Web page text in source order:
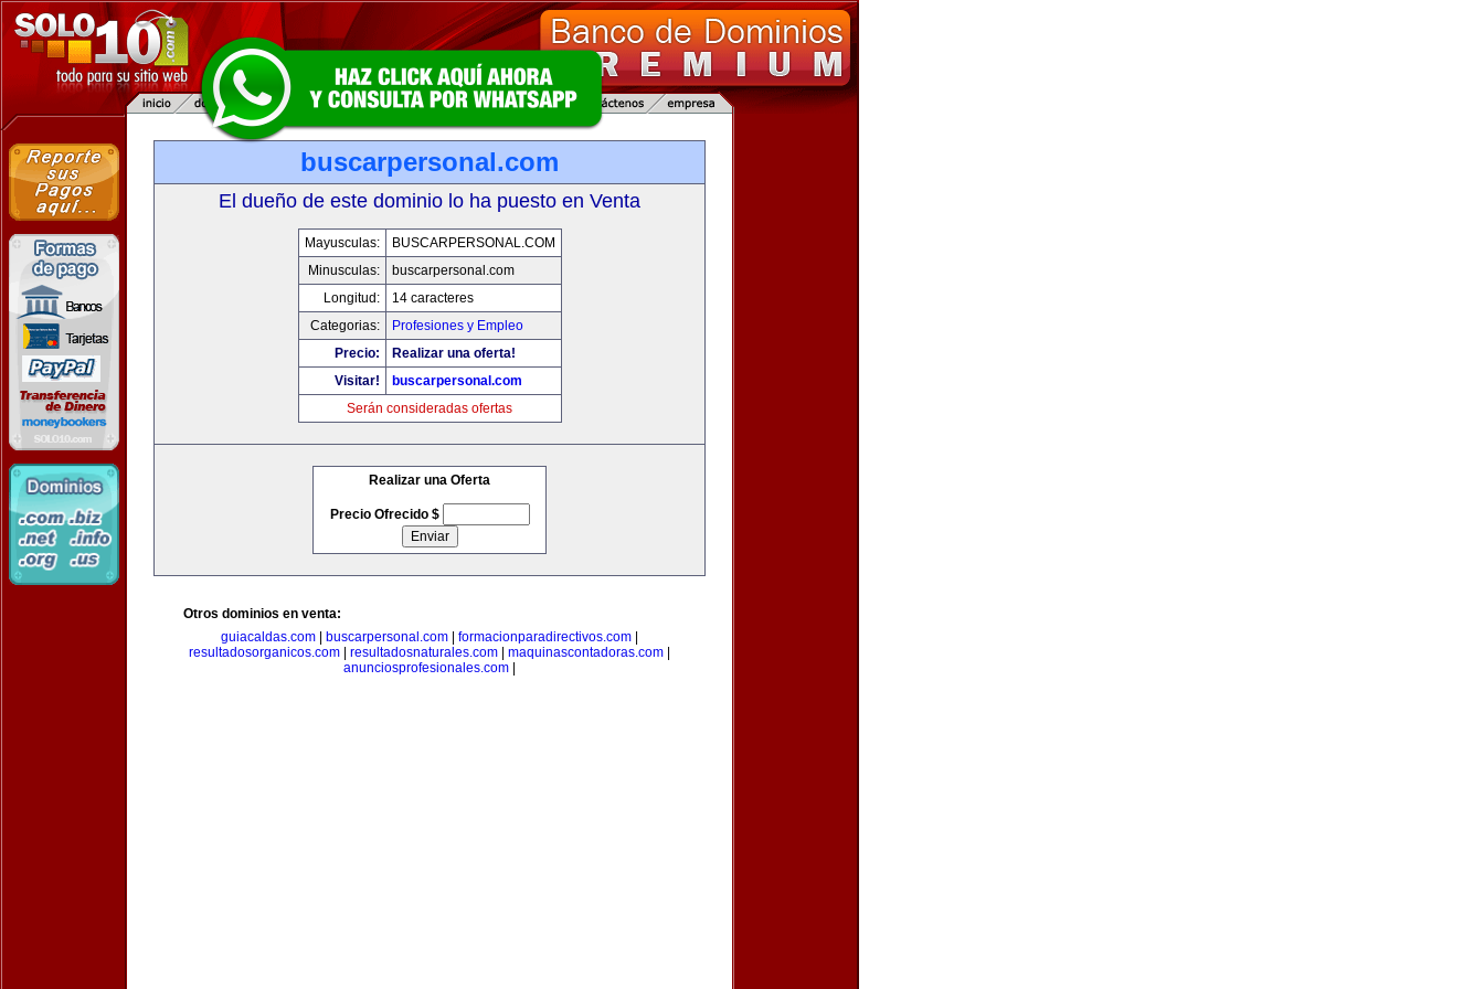
buscarpersonal.com
El dueño de este dominio lo ha puesto en Venta
Mayusculas:
BUSCARPERSONAL.COM
Minusculas:
buscarpersonal.com
Longitud:
14 caracteres
Categorias:
Profesiones y Empleo
Precio:
Realizar una oferta!
Visitar!
buscarpersonal.com
Serán consideradas ofertas
Realizar una Oferta
Precio Ofrecido $
Otros dominios en venta:
guiacaldas.com
buscarpersonal.com formacionparadirectivos.com
resultadosorganicos.com
resultadosnaturales.com maquinascontadoras.com
anunciosprofesionales.com